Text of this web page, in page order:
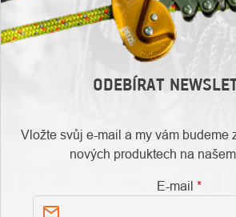
ODEBÍRAT
Vložte svůj e-mail a my vám budeme
nových produktech na
E-mail